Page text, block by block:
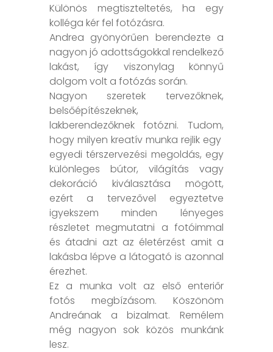
Különös megtiszteltetés, ha egy
kolléga kér fel fotózásra.
Andrea gyönyörűen berendezte a
nagyon jó adottságokkal rendelkező
lakást, így viszonylag könnyű
dolgom volt a fotózás során.
Nagyon szeretek tervezőknek,
belsőépítészeknek,
lakberendezőknek fotózni. Tudom,
hogy milyen kreatív munka rejlik egy
egyedi térszervezési megoldás, egy
különleges bútor, világítás vagy
dekoráció kiválasztása mögött,
ezért a tervezővel egyeztetve
igyekszem minden lényeges
részletet megmutatni a fotóimmal
és átadni azt az életérzést amit a
lakásba lépve a látogató is azonnal
érezhet.
Ez a munka volt az első enteriőr
fotós megbízásom. Köszönöm
Andreának a bizalmat. Remélem
még nagyon sok közös munkánk
lesz.